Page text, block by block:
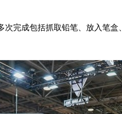
完成包括抓取铅笔、放入笔